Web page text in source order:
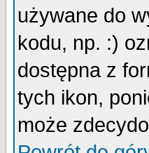
używane do
kodu, np. :)
dostępna z
tych ikon,
może